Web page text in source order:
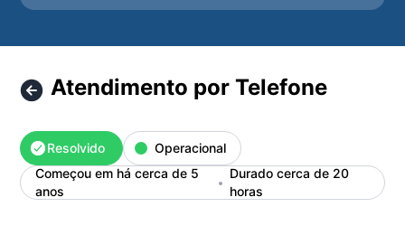
Atendimento por Telefone
Resolvido
Operacional
Começou em há cerca de 5
anos
Durado cerca de 20
horas